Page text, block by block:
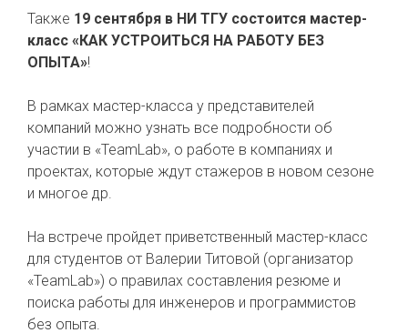
Также 19 сентября в НИ ТГУ состоится мастер-
класс «КАК УСТРОИТЬСЯ НА РАБОТУ БЕЗ
ОПЫТА»!
В рамках мастер-класса у представителей
компаний можно узнать все подробности об
участии в «TeamLab», о работе в компаниях и
проектах, которые ждут стажеров в новом сезоне
и многое др.
На встрече пройдет приветственный мастер-класс
для студентов от Валерии Титовой (организатор
«TeamLab») о правилах составления резюме и
поиска работы для инженеров и программистов
без опыта.